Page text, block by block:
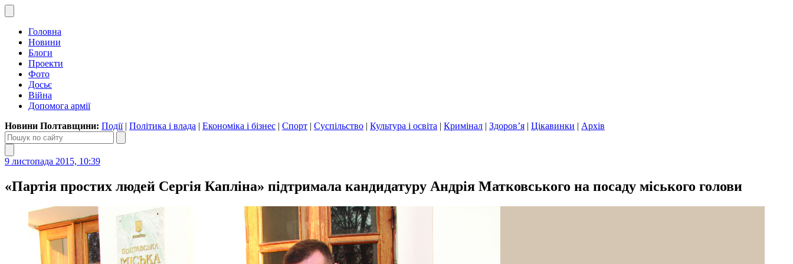
Головна
Новини
Блоги
Проекти
Фото
Досьє
Війна
Допомога армії
Новини Полтавщини: Події| Політика і влада | Економіка і бізнес | Спорт | Суспільство | Культура і освіта | Кримінал | Здоров’я | Цікавинки | Архів
9 листопада 2015, 10:39
«Партія простих людей Сергія Капліна» підтримала кандидатуру Андрія Матковського на посаду міського голови